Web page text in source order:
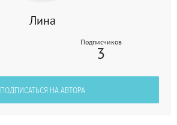
Лина
Подписчиков
3
ПОДПИСАТЬСЯ НА АВТОРА